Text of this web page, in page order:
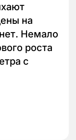
на
Немало
роста
с